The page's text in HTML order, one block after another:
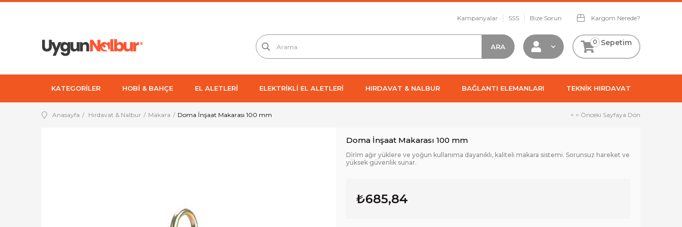
Kampanyalar SSS Bize Sorun Kargom Nerede?
Sepetim
0
KATEGORİLER HOBİ & BAHÇE EL ALETLERİ ELEKTRİKLİ EL ALETLERİ HIRDAVAT & NALBUR BAĞLANTI ELEMANLARI TEKNİK HIRDAVAT
Anasayfa Hırdavat & Nalbur Makara Doma İnşaat Makarası 100 mm < < Önceki Sayfaya Dön
Doma İnşaat Makarası 100 mm
Di̇ri̇m ağır yüklere ve yoğun kullanıma dayanıklı, kaliteli makara sistemi. Sorunsuz hareket ve
yüksek güvenlik sunar.
₺685,84